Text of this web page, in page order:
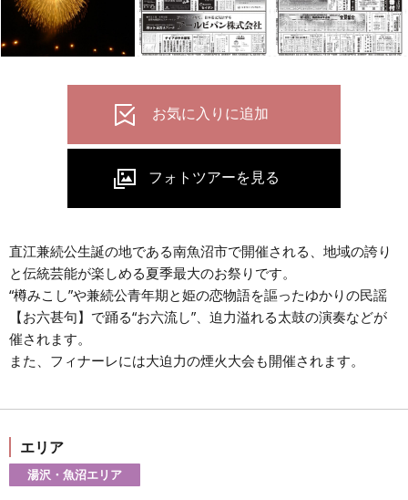
直江兼続公生誕の地である南魚沼市で開催される、地域の誇り
と伝統芸能が楽しめる夏季最大のお祭りです。
“樽みこし”や兼続公青年期と姫の恋物語を謳ったゆかりの民謡
【お六甚句】で踊る“お六流し”、迫力溢れる太鼓の演奏などが
催されます。
また、フィナーレには大迫力の煙火大会も開催されます。
エリア
湯沢・魚沼エリア